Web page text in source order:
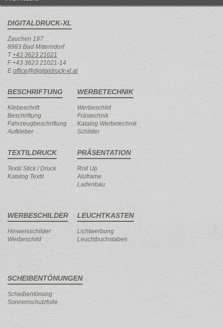
DIGITALDRUCK-XL
Zauchen 197
8983 Bad Mitterndorf
T+43 3623 21021
F +43 3623 21021-14
E office@digitaldruck-xl.at
BESCHRIFTUNG
Klebeschrift
Beschriftung
Fahrzeugbeschriftung
Aufkleber
WERBETECHNIK
Werbeschild
Frästechnik
Katalog Werbetechnik
Schilder
TEXTILDRUCK
Textil Stick / Druck
Katalog Textil
PRÄSENTATION
Roll Up
Aluframe
Ladenbau
WERBESCHILDER
Hinweisschilder
Werbeschild
LEUCHTKASTEN
Lichtwerbung
Leuchtbuchstaben
SCHEIBENTÖNUNGEN
Scheibentönung
Sonnenschutzfolie